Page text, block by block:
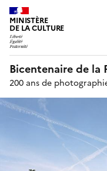
MINISTÈRE
DE LA CULTURE
Bicentenaire de la
200 ans de